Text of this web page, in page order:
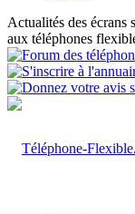
Actualités des écrans
aux téléphones